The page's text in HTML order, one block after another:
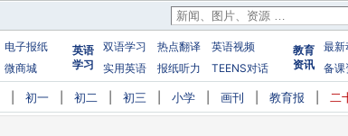
电子报纸
微商城
英语
学习
双语学习 热点翻译
英语视频
实用英语
报纸听力 TEENS对话
教育
资讯
最新
备课
初一 初二 初三 小学 画刊 教育报 二